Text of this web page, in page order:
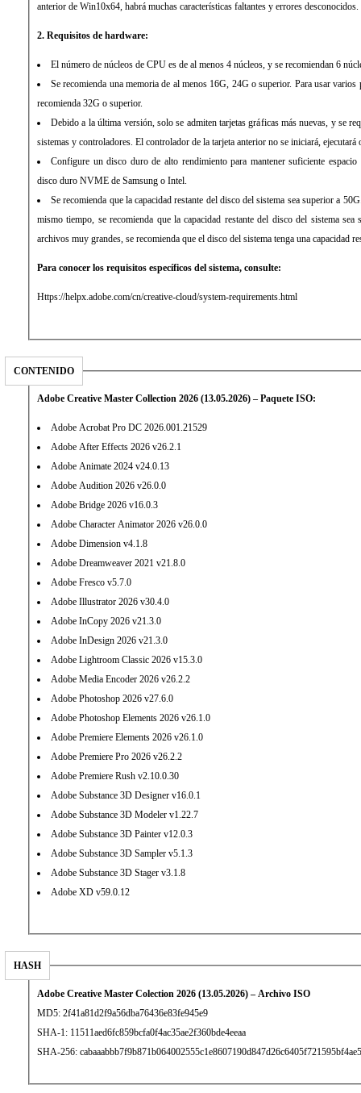
anterior de Win10x64, habrá muchas características faltantes y errores desconocidos.
2. Requisitos de hardware:
El número de núcleos de CPU es de al menos 4 núcleos, y se recomiendan 6
Se recomienda una memoria de al menos 16G, 24G o superior. Para usar
recomienda 32G o superior.
Debido a la última versión, solo se admiten tarjetas gráficas más nuevas, y se
sistemas y controladores. El controlador de la tarjeta anterior no se iniciará, ejecutará
Configure un disco duro de alto rendimiento para mantener suficiente
disco duro NVME de Samsung o Intel.
Se recomienda que la capacidad restante del disco del sistema sea superior a
mismo tiempo, se recomienda que la capacidad restante del disco del sistema sea
archivos muy grandes, se recomienda que el disco del sistema tenga una capacidad
Para conocer los requisitos específicos del sistema, consulte:
Https://helpx.adobe.com/cn/creative-cloud/system-requirements.html
CONTENIDO
Adobe Creative Master Collection 2026 (13.05.2026) – Paquete ISO:
Adobe Acrobat Pro DC 2026.001.21529
Adobe After Effects 2026 v26.2.1
Adobe Animate 2024 v24.0.13
Adobe Audition 2026 v26.0.0
Adobe Bridge 2026 v16.0.3
Adobe Character Animator 2026 v26.0.0
Adobe Dimension v4.1.8
Adobe Dreamweaver 2021 v21.8.0
Adobe Fresco v5.7.0
Adobe Illustrator 2026 v30.4.0
Adobe InCopy 2026 v21.3.0
Adobe InDesign 2026 v21.3.0
Adobe Lightroom Classic 2026 v15.3.0
Adobe Media Encoder 2026 v26.2.2
Adobe Photoshop 2026 v27.6.0
Adobe Photoshop Elements 2026 v26.1.0
Adobe Premiere Elements 2026 v26.1.0
Adobe Premiere Pro 2026 v26.2.2
Adobe Premiere Rush v2.10.0.30
Adobe Substance 3D Designer v16.0.1
Adobe Substance 3D Modeler v1.22.7
Adobe Substance 3D Painter v12.0.3
Adobe Substance 3D Sampler v5.1.3
Adobe Substance 3D Stager v3.1.8
Adobe XD v59.0.12
HASH
Adobe Creative Master Colection 2026 (13.05.2026) – Archivo ISO
MD5: 2f41a81d2f9a56dba76436e83fe945e9
SHA-1: 11511aed6fc859bcfa0f4ac35ae2f360bde4eeaa
SHA-256: